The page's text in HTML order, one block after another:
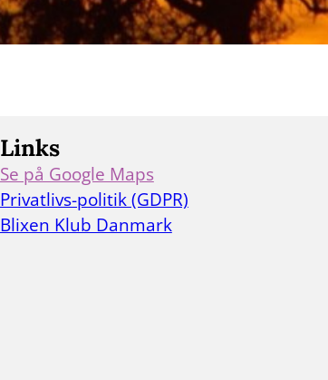
Links
Se på Google Maps
Se vores adresse på Google Maps
Privatlivs-politik (GDPR)
Læs vores privatlivs-politik
Blixen Klub Danmark